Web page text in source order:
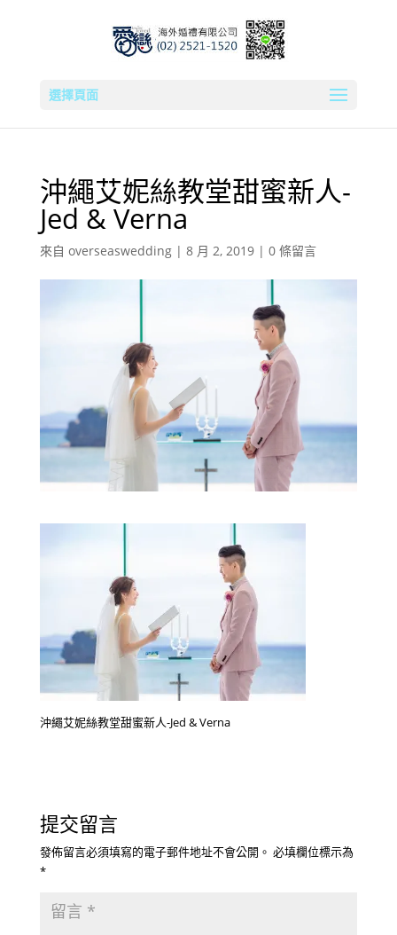
選擇頁面
沖繩艾妮絲教堂甜蜜新人-
Jed & Verna
來自 overseaswedding| 8 月 2, 2019| 0 條留言
沖繩艾妮絲教堂甜蜜新人-Jed & Verna
提交留言
發佈留言必須填寫的電子郵件地址不會公開。 必填欄位標示為
*